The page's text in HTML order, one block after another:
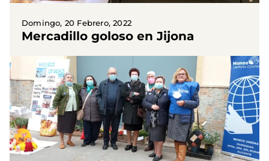
Domingo, 20 Febrero, 2022
Mercadillo goloso en Jijona